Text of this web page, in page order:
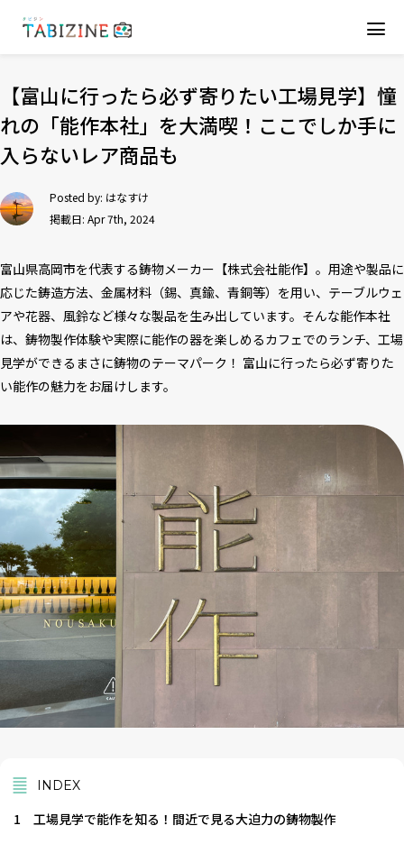
【富山に行ったら必ず寄りたい工場見学】憧
れの「能作本社」を大満喫！ここでしか手に
入らないレア商品も
Posted by: はなすけ
掲載日: Apr 7th, 2024
富山県高岡市を代表する鋳物メーカー【株式会社能作】。用途や製品に
応じた鋳造方法、金属材料（錫、真鍮、青銅等）を用い、テーブルウェ
アや花器、風鈴など様々な製品を生み出しています。そんな能作本社
は、鋳物製作体験や実際に能作の器を楽しめるカフェでのランチ、工場
見学ができるまさに鋳物のテーマパーク！ 富山に行ったら必ず寄りた
い能作の魅力をお届けします。
INDEX
1
工場見学で能作を知る！間近で見る大迫力の鋳物製作